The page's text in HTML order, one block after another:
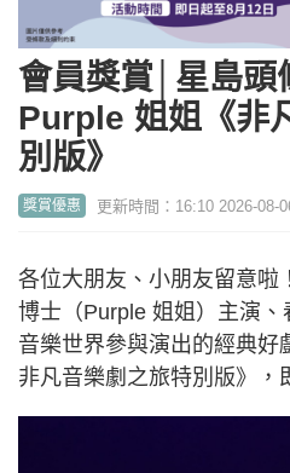
會員獎賞│星島頭
Purple 姐姐《非
別版》
獎賞優惠 更新時間：16:10 2026-08-
各位大朋友、小朋友留意啦
博士（Purple 姐姐）主演
音樂世界參與演出的經典
非凡音樂劇之旅特別版》，